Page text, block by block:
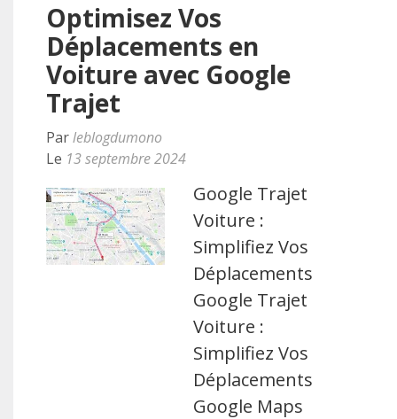
Optimisez Vos
Déplacements en
Voiture avec Google
Trajet
Parleblogdumono
Le 13 septembre 2024
Google Trajet
Voiture :
Simplifiez Vos
Déplacements
Google Trajet
Voiture :
Simplifiez Vos
Déplacements
Google Maps